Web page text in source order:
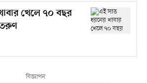
খেলে ৭০ বছর